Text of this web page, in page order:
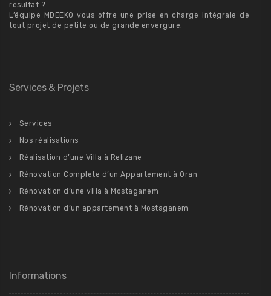
résultat ?
L’équipe MDEEKO vous offre une prise en charge intégrale de
tout projet de petite ou de grande envergure.
Services & Projets
Services
Nos réalisations
Réalisation d’une Villa à Relizane
Rénovation Complete d’un Appartement à Oran
Rénovation d’une villa à Mostaganem
Rénovation d’un appartement à Mostaganem
Informations